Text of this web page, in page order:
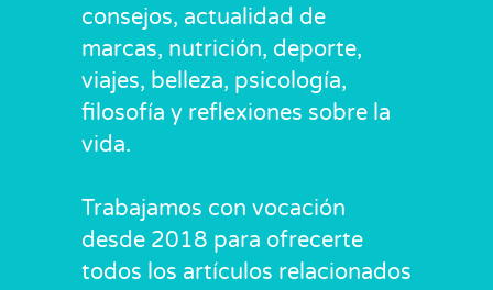
consejos, actualidad de
marcas, nutrición, deporte,
viajes, belleza, psicología,
filosofía y reflexiones sobre la
vida.
Trabajamos con vocación
desde 2018 para ofrecerte
todos los artículos relacionados